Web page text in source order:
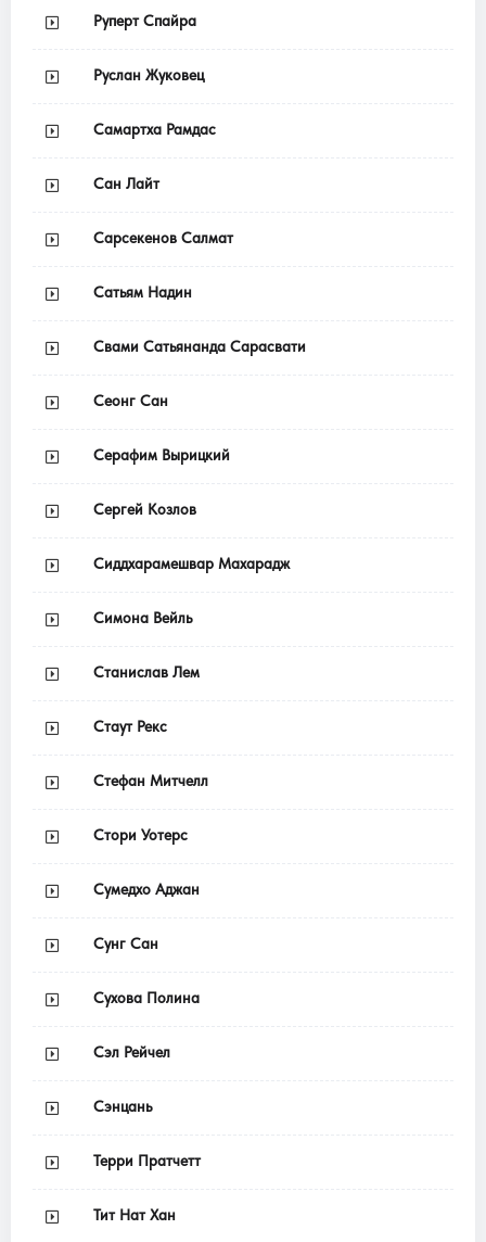
Руперт Спайра
Руслан Жуковец
Самартха Рамдас
Сан Лайт
Сарсекенов Салмат
Сатьям Надин
Свами Сатьянанда Сарасвати
Сеонг Сан
Серафим Вырицкий
Сергей Козлов
Сиддхарамешвар Махарадж
Симона Вейль
Станислав Лем
Стаут Рекс
Стефан Митчелл
Стори Уотерс
Сумедхо Аджан
Сунг Сан
Сухова Полина
Сэл Рейчел
Сэнцань
Терри Пратчетт
Тит Нат Хан